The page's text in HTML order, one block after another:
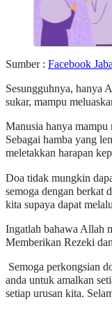
Sumber : Facebook
Sesungguhnya, hanya
sukar, mampu
Manusia hanya mampu
Sebagai hamba yang
meletakkan harapan
Doa tidak mungkin
semoga dengan berkat
kita supaya dapat
Ingatlah bahawa Allah
Memberikan Rezeki
Semoga perkongsian
anda untuk amalkan
setiap urusan kita.